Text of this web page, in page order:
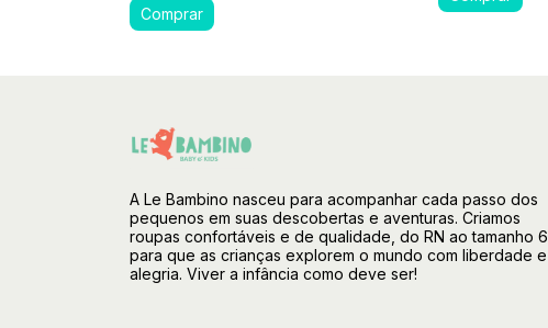
A Le Bambino nasceu para acompanhar cada passo dos
pequenos em suas descobertas e aventuras. Criamos
roupas confortáveis e de qualidade, do RN ao tamanho 6,
para que as crianças explorem o mundo com liberdade e
alegria. Viver a infância como deve ser!